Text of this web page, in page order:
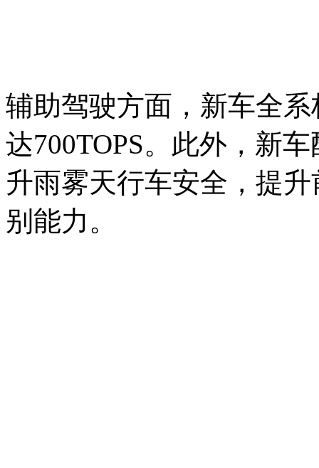
辅助驾驶方面，新车全
达700TOPS。此外，新
升雨雾天行车安全，提
别能力。